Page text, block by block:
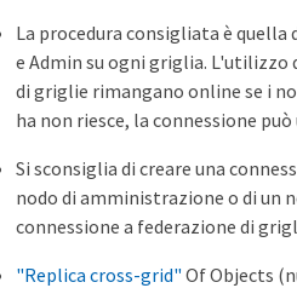
La procedura consigliata è quella
e Admin su ogni griglia. L'utilizzo
di griglie rimangano online se i
ha non riesce, la connessione
Si sconsiglia di creare una
nodo di amministrazione o di un
connessione a federazione di
"Replica cross-grid" Of Objects